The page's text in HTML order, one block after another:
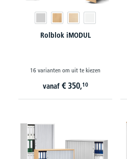
Rolblok iMODUL
16 varianten om uit te kiezen
vanaf € 350,10